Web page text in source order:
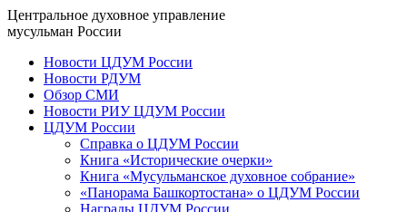
Центральное духовное управление
мусульман России
Новости ЦДУМ России
Новости РДУМ
Обзор СМИ
Новости РИУ ЦДУМ России
ЦДУМ России
Справка о ЦДУМ России
Книга «Исторические очерки»
Книга «Мусульманское духовное собрание»
«Панорама Башкортостана» о ЦДУМ России
Награды ЦДУМ России